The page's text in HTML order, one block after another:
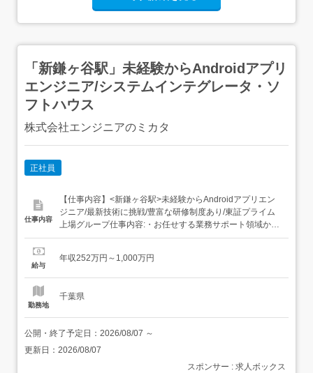
「新鎌ヶ谷駅」未経験からAndroidアプリ
エンジニア/システムインテグレータ・ソ
フトハウス
株式会社エンジニアのミカタ
正社員
仕事内容
【仕事内容】<新鎌ヶ谷駅>未経験からAndroidアプリエン
ジニア/最新技術に挑戦/豊富な研修制度あり/東証プライム
上場グループ仕事内容:・お任せする業務サポート領域から
スタート!・アシスタント業務・システムの動作テスト・検
案件に携われます。・大規模言語モデルAIサービス開発・
給与
年収252万円～1,000万円
勤務地
千葉県
公開・終了予定日： 2026/08/07 ～
更新日： 2026/08/07
スポンサー : 求人ボックス